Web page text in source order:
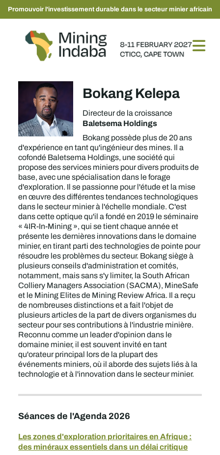
Promouvoir l'investissement durable dans le secteur minier africain
Bokang Kelepa
Directeur de la croissance
Baletsema Holdings
Bokang possède plus de 20 ans
d'expérience en tant qu'ingénieur des mines. Il a
cofondé Baletsema Holdings, une société qui
propose des services miniers pour divers produits de
base, avec une spécialisation dans le forage
d'exploration. Il se passionne pour l'étude et la mise
en œuvre des différentes tendances technologiques
dans le secteur minier à l'échelle mondiale. C'est
dans cette optique qu'il a fondé en 2019 le séminaire
« 4IR-In-Mining », qui se tient chaque année et
présente les dernières innovations dans le domaine
minier, en tirant parti des technologies de pointe pour
résoudre les problèmes du secteur. Bokang siège à
plusieurs conseils d'administration et comités,
notamment, mais sans s'y limiter, la South African
Colliery Managers Association (SACMA), MineSafe
et le Mining Elites de Mining Review Africa. Il a reçu
de nombreuses distinctions et a fait l'objet de
plusieurs articles de la part de divers organismes du
secteur pour ses contributions à l'industrie minière.
Reconnu comme un leader d'opinion dans le
domaine minier, il est souvent invité en tant
qu'orateur principal lors de la plupart des
événements miniers, où il aborde des sujets liés à la
technologie et à l'innovation dans le secteur minier.
Séances de l'Agenda 2026
Les zones d'exploration prioritaires en Afrique :
des minéraux essentiels dans un délai critique